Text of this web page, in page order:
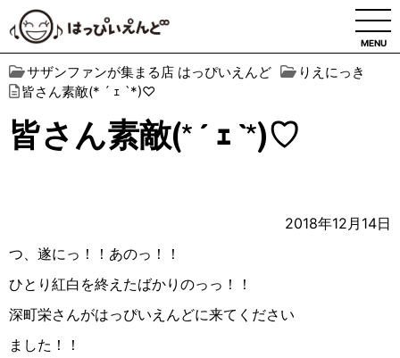
MENU
サザンファンが集まる店 はっぴいえんど
りえにっき
皆さん素敵(* ´ ｪ `*)♡
皆さん素敵(* ´ ｪ `*)♡
2018年12月14日
つ、遂にっ！！あのっ！！
ひとり紅白を終えたばかりのっっ！！
深町栄さんがはっぴいえんどに来てください
ました！！